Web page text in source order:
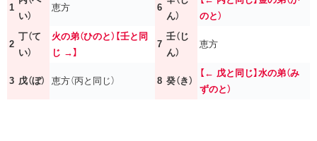
1
い）
恵方 6
ん）
のと）
2
丁（て
い）
火の弟（ひのと）【壬と同
じ →】
7
壬（じ
ん）
恵方
3 戊（ぼ） 恵方（丙と同じ） 8 癸（き）
【← 戊と同じ】水の弟（み
ずのと）